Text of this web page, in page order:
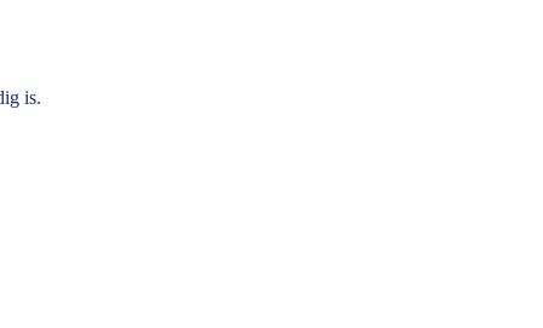
is.